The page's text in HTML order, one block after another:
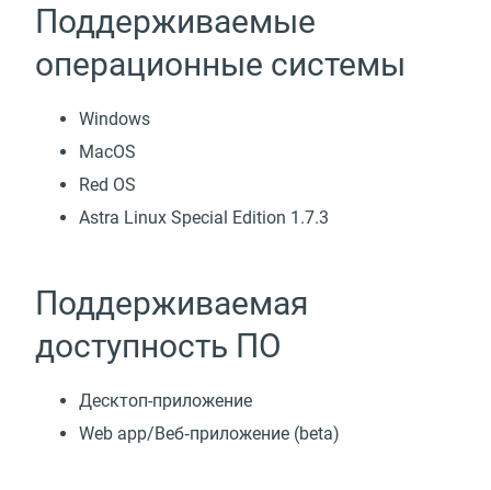
Поддерживаемые
операционные системы
Windows
MacOS
Red OS
Astra Linux Special Edition 1.7.3
Поддерживаемая
доступность ПО
Десктоп-приложение
Web app/Веб‑приложение (beta)